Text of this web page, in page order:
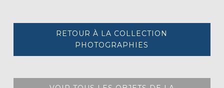
RETOUR À LA COLLECTION
PHOTOGRAPHIES